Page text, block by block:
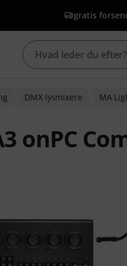
gratis
DMX lysmixere MA
onPC